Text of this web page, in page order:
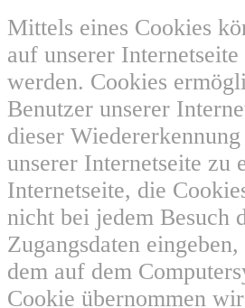
Mittels eines Cookies
auf unserer
werden. Cookies
Benutzer unserer
dieser
unserer Internetseite zu
Internetseite, die
nicht bei jedem Besuch
Zugangsdaten
dem auf dem
Cookie übernommen